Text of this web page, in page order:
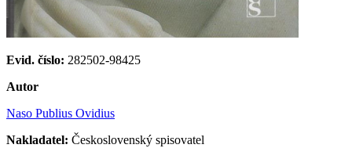
Evid. číslo: 282502-98425
Autor
Naso Publius Ovidius
Nakladatel: Československý spisovatel